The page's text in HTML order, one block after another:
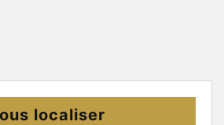
localiser